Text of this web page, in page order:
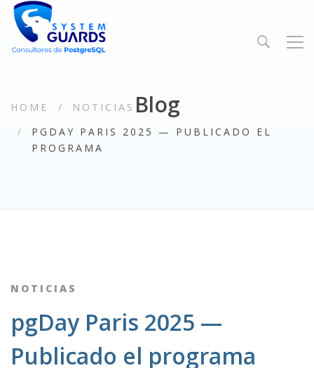
Blog
HOME
NOTICIAS
PGDAY PARIS 2025 — PUBLICADO EL
PROGRAMA
NOTICIAS
pgDay Paris 2025 —
Publicado el programa